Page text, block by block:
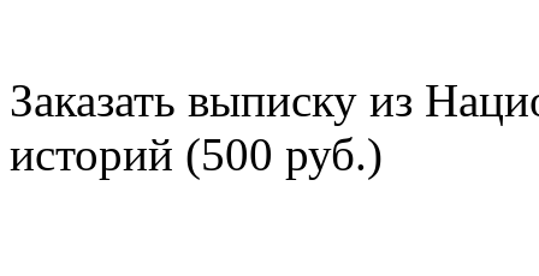
Заказать выписку из
историй (500 руб.)